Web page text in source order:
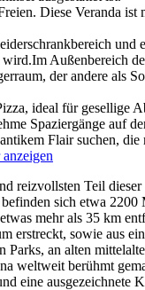
Diese Veranda
und
Außenbereich
der andere als
ideal für gesellige
Spaziergänge auf
Flair suchen,
reizvollsten Teil
sich etwa
mehr als 35 km
erstreckt, sowie aus
an alten
weltweit berühmt
eine